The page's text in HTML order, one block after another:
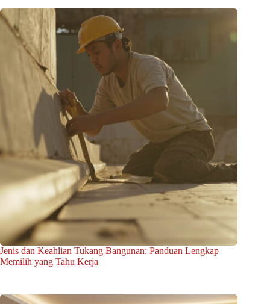
Jenis dan Keahlian Tukang Bangunan: Panduan Lengkap
Memilih yang Tahu Kerja